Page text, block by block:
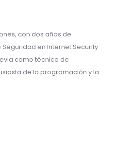
con dos años de
en Internet Security
como técnico de
de la programación y la